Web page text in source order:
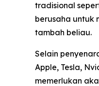
tradisional
berusaha untuk
tambah beliau.
Selain
Apple, Tesla,
memerlukan